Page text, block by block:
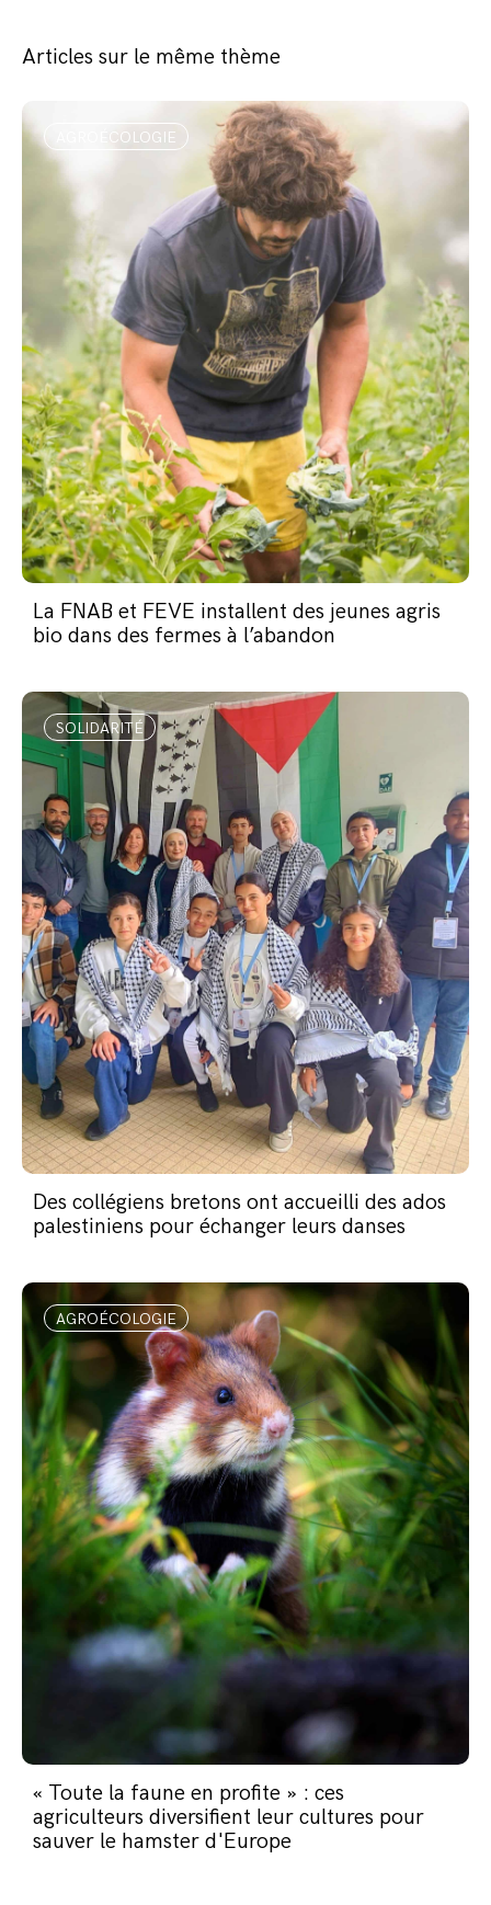
Articles sur le même thème
AGROÉCOLOGIE
La FNAB et FEVE installent des jeunes agris
bio dans des fermes à l’abandon
SOLIDARITÉ
Des collégiens bretons ont accueilli des ados
palestiniens pour échanger leurs danses
AGROÉCOLOGIE
« Toute la faune en profite » : ces
agriculteurs diversifient leur cultures pour
sauver le hamster d'Europe